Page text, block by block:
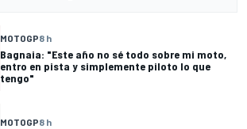
MOTOGP8 h
Bagnaia: "Este año no sé todo sobre mi moto,
entro en pista y simplemente piloto lo que
tengo"
MOTOGP8 h